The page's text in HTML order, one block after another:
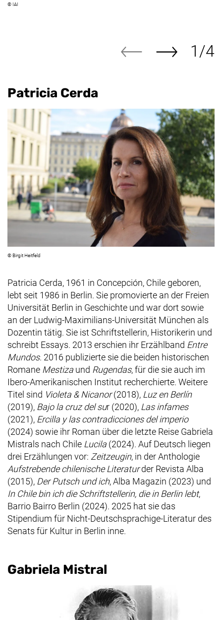
© IAI
1/4
Patricia Cerda
© Birgit Heitfeld
Patricia Cerda, 1961 in Concepción, Chile geboren,
lebt seit 1986 in Berlin. Sie promovierte an der Freien
Universität Berlin in Geschichte und war dort sowie
an der Ludwig-Maximilians-Universität München als
Dozentin tätig. Sie ist Schriftstellerin, Historikerin und
schreibt Essays. 2013 erschien ihr Erzählband Entre
Mundos. 2016 publizierte sie die beiden historischen
Romane Mestiza und Rugendas, für die sie auch im
Ibero-Amerikanischen Institut recherchierte. Weitere
Titel sind Violeta & Nicanor(2018), Luz en Berlín
(2019), Bajo la cruz del sur (2020), Las infames
(2021), Ercilla y las contradicciones del imperio
(2024) sowie ihr Roman über die letzte Reise Gabriela
Mistrals nach Chile Lucila (2024). Auf Deutsch liegen
drei Erzählungen vor: Zeitzeugin, in der Anthologie
Aufstrebende chilenische Literaturder Revista Alba
(2015), Der Putsch und ich, Alba Magazin (2023) und
In Chile bin ich die Schriftstellerin, die in Berlin lebt,
Barrio Bairro Berlin (2024). 2025 hat sie das
Stipendium für Nicht-Deutschsprachige-Literatur des
Senats für Kultur in Berlin inne.
Gabriela Mistral